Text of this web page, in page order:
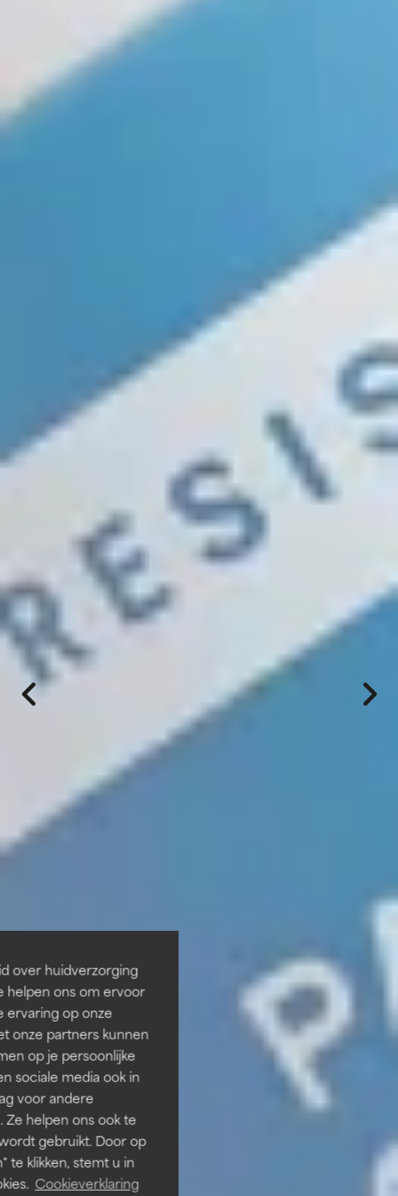
over huidverzorging
helpen ons om ervoor
ervaring op onze
onze partners kunnen
op je persoonlijke
sociale media ook in
voor andere
helpen ons ook te
gebruikt. Door op
te klikken, stemt u in
Cookieverklaring